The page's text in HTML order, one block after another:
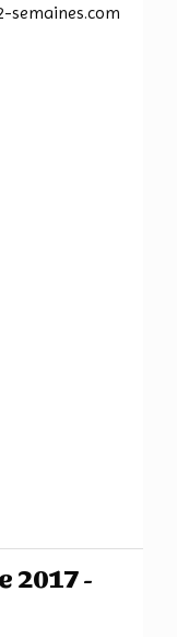
2017 -